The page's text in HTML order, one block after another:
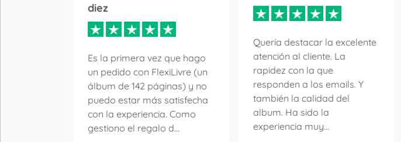
diez
Es la primera vez que hago
un pedido con FlexiLivre (un
álbum de 142 páginas) y no
puedo estar más satisfecha
con la experiencia. Como
gestiono el regalo d...
Quería destacar la excelente
atención al cliente. La
rapidez con la que
responden a los emails. Y
también la calidad del
album. Ha sido la
experiencia muy...